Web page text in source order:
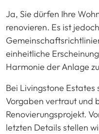
Ja, Sie dürfen Ihre
renovieren. Es ist
einheitliche
Harmonie der Anlage
Bei Livingstone
Vorgaben vertraut und
Renovierungsprojekt.
letzten Details stellen